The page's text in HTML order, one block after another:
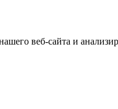
веб-сайта и